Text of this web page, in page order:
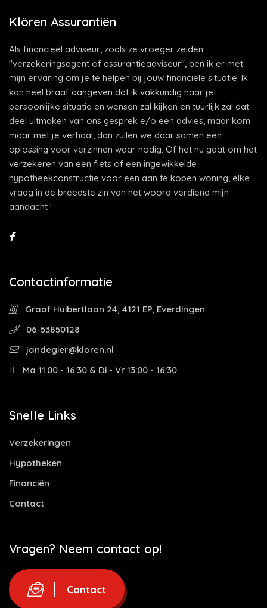
Klören Assurantiën
Als financieel adviseur, zoals ze vroeger zeiden
"verzekeringsagent of assurantieadviseur", ben ik er met
mijn ervaring om je te helpen bij jouw financiële situatie. Ik
kan heel braaf aangeven dat ik vakkundig naar je
persoonlijke situatie en wensen zal kijken en tuurlijk zal dat
deel uitmaken van ons gesprek e/o een advies, maar kom
maar met je verhaal, dan zullen we daar samen een
oplossing voor verzinnen waar nodig. Of het nu gaat om het
verzekeren van een fiets of een ingewikkelde
hypotheekconstructie voor een aan te kopen woning, elke
vraag in de breedste zin van het woord verdiend mijn
aandacht !
Contactinformatie
Graaf Huibertlaan 24, 4121 EP, Everdingen
06-53850128
jandegier@kloren.nl
Ma 11.00 - 16:30 & Di - Vr 13:00 - 16:30
Snelle Links
Verzekeringen
Hypotheken
Financiën
Contact
Vragen? Neem contact op!
Contact